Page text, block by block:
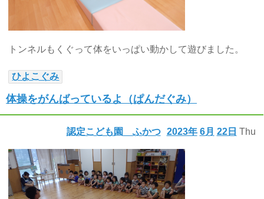
トンネルもくぐって体をいっぱい動かして遊びました。
ひよこぐみ
体操をがんばっているよ（ぱんだぐみ）
2023年 6月 22日 Thu
認定こども園 ふかつ